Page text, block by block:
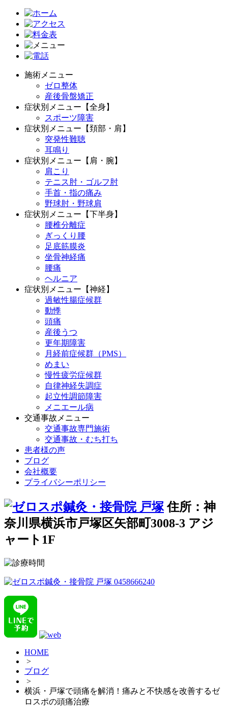
施術メニュー
ゼロ整体
産後骨盤矯正
症状別メニュー【全身】
スポーツ障害
症状別メニュー【頚部・肩】
突発性難聴
耳鳴り
症状別メニュー【肩・腕】
肩こり
テニス肘・ゴルフ肘
手首・指の痛み
野球肘・野球肩
症状別メニュー【下半身】
腰椎分離症
ぎっくり腰
足底筋膜炎
坐骨神経痛
腰痛
ヘルニア
症状別メニュー【神経】
過敏性腸症候群
動悸
頭痛
産後うつ
更年期障害
月経前症候群（PMS）
めまい
慢性疲労症候群
自律神経失調症
起立性調節障害
メニエール病
交通事故メニュー
交通事故専門施術
交通事故・むち打ち
患者様の声
ブログ
会社概要
プライバシーポリシー
住所：神
奈川県横浜市戸塚区矢部町3008-3 アジ
ャート1F
HOME
>
ブログ
>
横浜・戸塚で頭痛を解消！痛みと不快感を改善するゼ
ロスポの頭痛治療